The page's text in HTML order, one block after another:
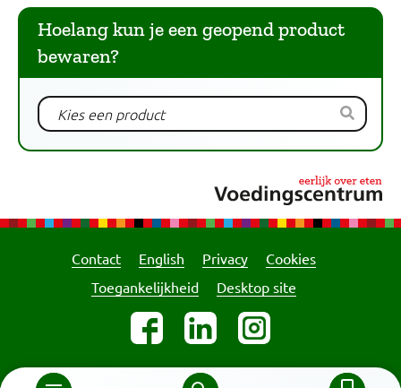
Hoelang kun je een geopend product
bewaren?
Contact English Privacy
Cookies
Toegankelijkheid
Desktop site